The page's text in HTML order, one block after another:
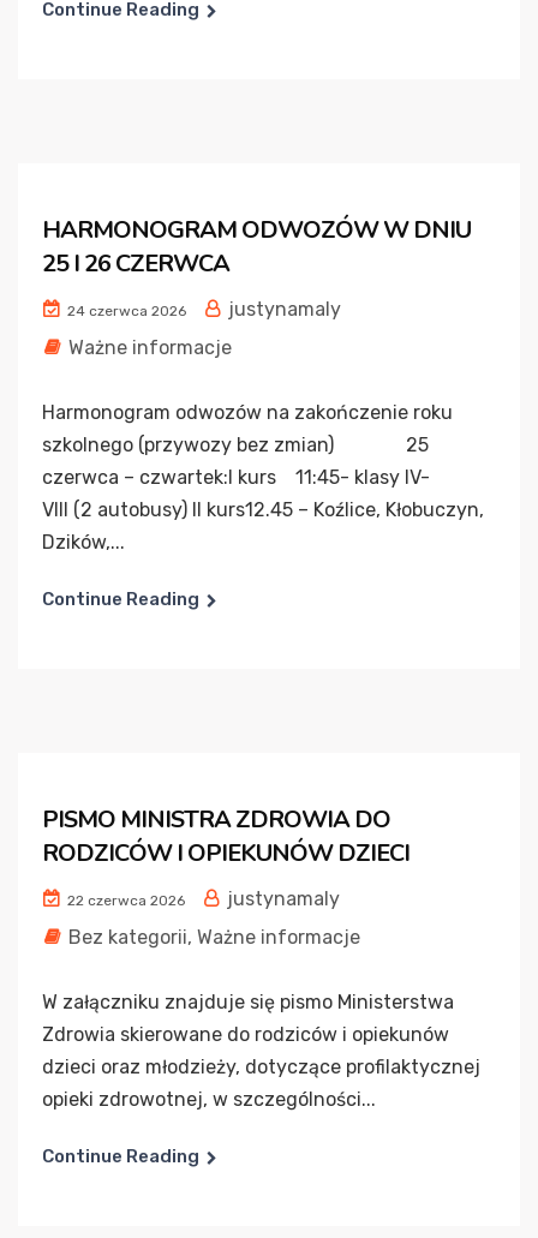
Continue Reading
HARMONOGRAM ODWOZÓW W DNIU
25 I 26 CZERWCA
24 czerwca 2026
justynamaly
Ważne informacje
Harmonogram odwozów na zakończenie roku
szkolnego (przywozy bez zmian) 25
czerwca – czwartek:I kurs 11:45- klasy IV-
VIII (2 autobusy) II kurs12.45 – Koźlice, Kłobuczyn,
Dzików,...
Continue Reading
PISMO MINISTRA ZDROWIA DO
RODZICÓW I OPIEKUNÓW DZIECI
22 czerwca 2026
justynamaly
Bez kategorii, Ważne informacje
W załączniku znajduje się pismo Ministerstwa
Zdrowia skierowane do rodziców i opiekunów
dzieci oraz młodzieży, dotyczące profilaktycznej
opieki zdrowotnej, w szczególności...
Continue Reading